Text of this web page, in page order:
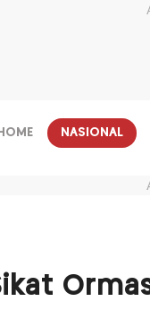
HOME NASIONAL